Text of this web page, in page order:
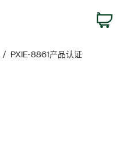
PXIE-8861产品认证